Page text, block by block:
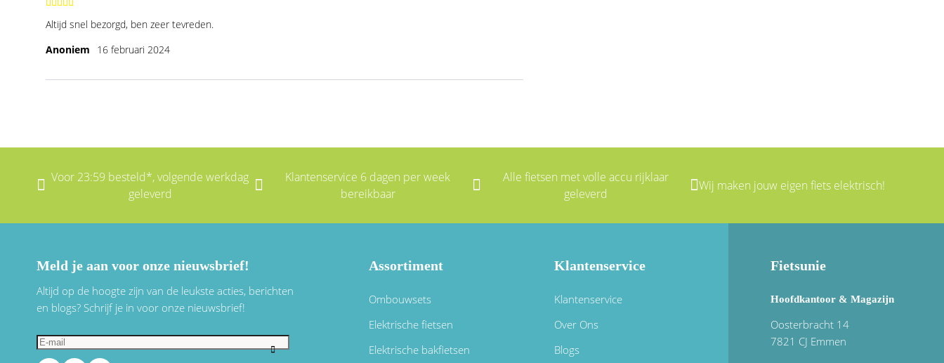
Altijd snel bezorgd, ben zeer tevreden.
Anoniem
16 februari 2024
Voor 23:59 besteld*, volgende werkdag
geleverd
Klantenservice 6 dagen per week
bereikbaar
Alle fietsen met volle accu rijklaar
geleverd
Wij maken jouw eigen fiets elektrisch!
Meld je aan voor onze nieuwsbrief!
Altijd op de hoogte zijn van de leukste acties, berichten
en blogs? Schrijf je in voor onze nieuwsbrief!
Assortiment
Ombouwsets
Elektrische fietsen
Elektrische bakfietsen
Klantenservice
Klantenservice
Over Ons
Blogs
Fietsunie
Hoofdkantoor & Magazijn
Oosterbracht 14
7821 CJ Emmen